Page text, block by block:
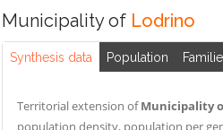
Brione
Calcinato
Magasa
Mairano
Malegno
Manerba del
Municipality of Lodrino
Synthesis data Population
Territorial extension ofMunicipality
population density, population per